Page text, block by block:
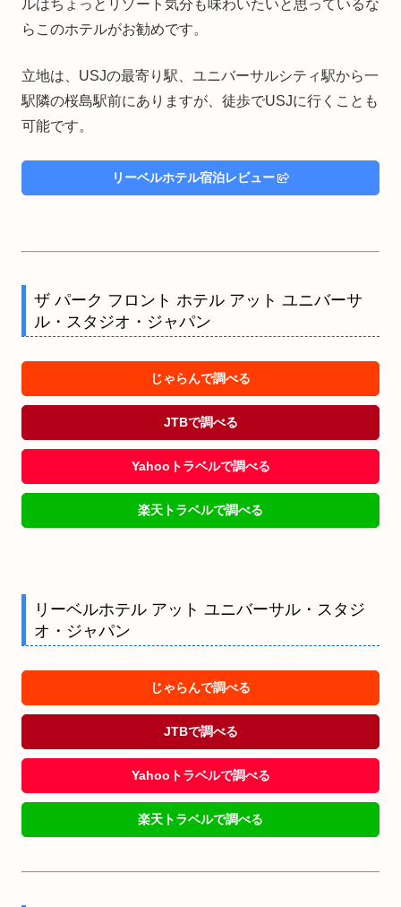
ルはちょっとリゾート気分も味わいたいと思っているな
らこのホテルがお勧めです。
立地は、USJの最寄り駅、ユニバーサルシティ駅から一
駅隣の桜島駅前にありますが、徒歩でUSJに行くことも
可能です。
リーベルホテル宿泊レビュー
ザ パーク フロント ホテル アット ユニバーサ
ル・スタジオ・ジャパン
じゃらんで調べる
JTBで調べる
Yahooトラベルで調べる
楽天トラベルで調べる
リーベルホテル アット ユニバーサル・スタジ
オ・ジャパン
じゃらんで調べる
JTBで調べる
Yahooトラベルで調べる
楽天トラベルで調べる